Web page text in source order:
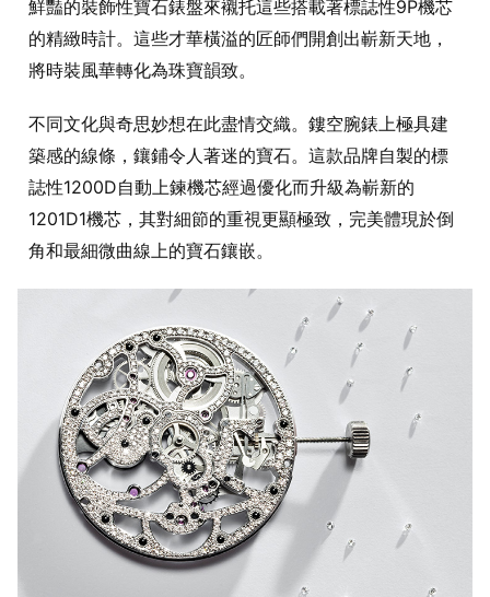
鮮豔的裝飾性寶石錶盤來襯托這些搭載著標誌性9P機芯
的精緻時計。這些才華橫溢的匠師們開創出嶄新天地，
將時裝風華轉化為珠寶韻致。
不同文化與奇思妙想在此盡情交織。鏤空腕錶上極具建
築感的線條，鑲鋪令人著迷的寶石。這款品牌自製的標
誌性1200D自動上鍊機芯經過優化而升級為嶄新的
1201D1機芯，其對細節的重視更顯極致，完美體現於倒
角和最細微曲線上的寶石鑲嵌。